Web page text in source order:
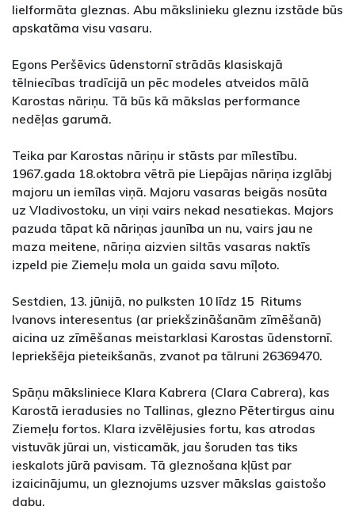
lielformāta gleznas. Abu mākslinieku gleznu izstāde būs
apskatāma visu vasaru.
Egons Peršēvics ūdenstornī strādās klasiskajā
tēlniecības tradīcijā un pēc modeles atveidos mālā
Karostas nāriņu. Tā būs kā mākslas performance
nedēļas garumā.
Teika par Karostas nāriņu ir stāsts par mīlestību.
1967.gada 18.oktobra vētrā pie Liepājas nāriņa izglābj
majoru un iemīlas viņā. Majoru vasaras beigās nosūta
uz Vladivostoku, un viņi vairs nekad nesatiekas. Majors
pazuda tāpat kā nāriņas jaunība un nu, vairs jau ne
maza meitene, nāriņa aizvien siltās vasaras naktīs
izpeld pie Ziemeļu mola un gaida savu mīļoto.
Sestdien, 13. jūnijā, no pulksten 10 līdz 15 Ritums
Ivanovs interesentus (ar priekšzināšanām zīmēšanā)
aicina uz zīmēšanas meistarklasi Karostas ūdenstornī.
Iepriekšēja pieteikšanās, zvanot pa tālruni 26369470.
Spāņu māksliniece Klara Kabrera (Clara Cabrera), kas
Karostā ieradusies no Tallinas, glezno Pētertirgus ainu
Ziemeļu fortos. Klara izvēlējusies fortu, kas atrodas
vistuvāk jūrai un, visticamāk, jau šoruden tas tiks
ieskalots jūrā pavisam. Tā gleznošana kļūst par
izaicinājumu, un gleznojums uzsver mākslas gaistošo
dabu.